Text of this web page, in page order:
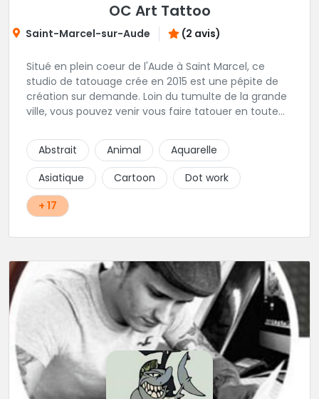
OC Art Tattoo
Saint-Marcel-sur-Aude (2 avis)
Situé en plein coeur de l'Aude à Saint Marcel, ce
studio de tatouage crée en 2015 est une pépite de
création sur demande. Loin du tumulte de la grande
ville, vous pouvez venir vous faire tatouer en toute
projet avec Alex. Une superbe adresse dans l'aude.
Abstrait Animal
Aquarelle
Asiatique
Cartoon
Dot work
+ 17